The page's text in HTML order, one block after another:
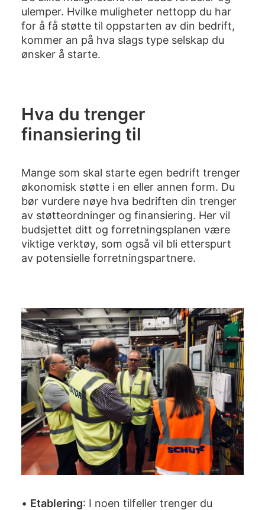
ulemper. Hvilke muligheter nettopp du har
for å få støtte til oppstarten av din bedrift,
kommer an på hva slags type selskap du
ønsker å starte.
Hva du trenger
finansiering til
Mange som skal starte egen bedrift trenger
økonomisk støtte i en eller annen form. Du
bør vurdere nøye hva bedriften din trenger
av støtteordninger og finansiering. Her vil
budsjettet ditt og forretningsplanen være
viktige verktøy, som også vil bli etterspurt
av potensielle forretningspartnere.
• Etablering: I noen tilfeller trenger du